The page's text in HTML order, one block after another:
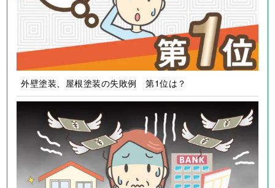
外壁塗装、屋根塗装の失敗例 第1位は？